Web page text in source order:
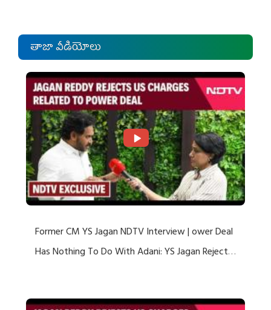
తాజా వీడియోలు
Former CM YS Jagan NDTV Interview | ower Deal
Has Nothing To Do With Adani: YS Jagan Rejects